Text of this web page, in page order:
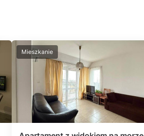
Mieszkanie